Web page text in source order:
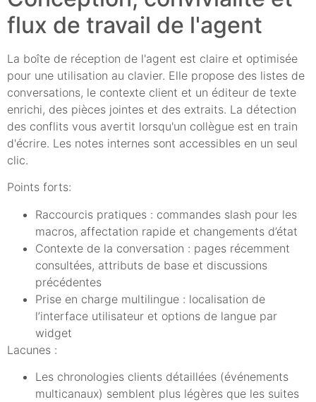
flux de travail de l'agent
La boîte de réception de l'agent est claire et optimisée
pour une utilisation au clavier. Elle propose des listes de
conversations, le contexte client et un éditeur de texte
enrichi, des pièces jointes et des extraits. La détection
des conflits vous avertit lorsqu'un collègue est en train
d'écrire. Les notes internes sont accessibles en un seul
clic.
Points forts:
Raccourcis pratiques : commandes slash pour les
macros, affectation rapide et changements d’état
Contexte de la conversation : pages récemment
consultées, attributs de base et discussions
précédentes
Prise en charge multilingue : localisation de
l’interface utilisateur et options de langue par
widget
Lacunes :
Les chronologies clients détaillées (événements
multicanaux) semblent plus légères que les suites